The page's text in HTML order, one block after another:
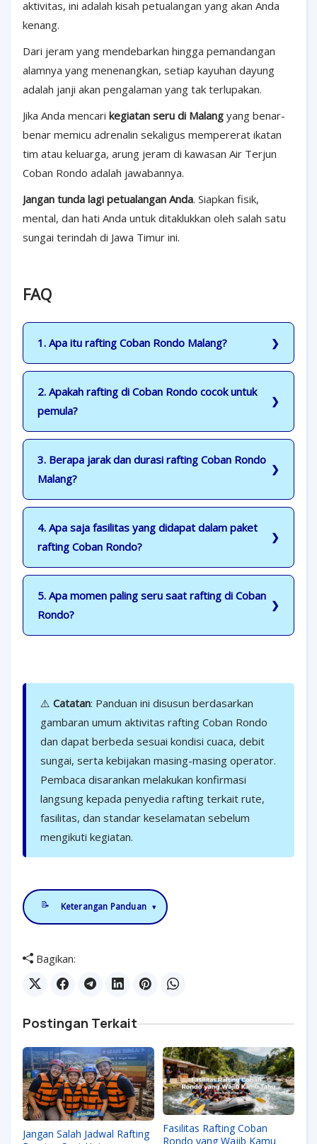
aktivitas, ini adalah kisah petualangan yang akan Anda
kenang.
Dari jeram yang mendebarkan hingga pemandangan
alamnya yang menenangkan, setiap kayuhan dayung
adalah janji akan pengalaman yang tak terlupakan.
Jika Anda mencari kegiatan seru di Malang yang benar-
benar memicu adrenalin sekaligus mempererat ikatan
tim atau keluarga, arung jeram di kawasan Air Terjun
Coban Rondo adalah jawabannya.
Jangan tunda lagi petualangan Anda. Siapkan fisik,
mental, dan hati Anda untuk ditaklukkan oleh salah satu
sungai terindah di Jawa Timur ini.
FAQ
1. Apa itu rafting Coban Rondo Malang?
2. Apakah rafting di Coban Rondo cocok untuk
pemula?
3. Berapa jarak dan durasi rafting Coban Rondo
Malang?
4. Apa saja fasilitas yang didapat dalam paket
rafting Coban Rondo?
5. Apa momen paling seru saat rafting di Coban
Rondo?
⚠️ Catatan: Panduan ini disusun berdasarkan
gambaran umum aktivitas rafting Coban Rondo
dan dapat berbeda sesuai kondisi cuaca, debit
sungai, serta kebijakan masing-masing operator.
Pembaca disarankan melakukan konfirmasi
langsung kepada penyedia rafting terkait rute,
fasilitas, dan standar keselamatan sebelum
mengikuti kegiatan.
📝 Keterangan Panduan ▾
Bagikan:
Postingan Terkait
Jangan Salah Jadwal Rafting
Fasilitas Rafting Coban
Rondo yang Wajib Kamu